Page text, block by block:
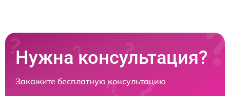
Нужна консультация?
Закажите бесплатную консультацию